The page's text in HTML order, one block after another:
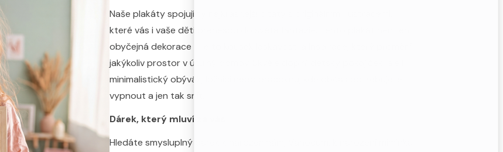
Naše plakáty spojují ty nejkrásnější citáty s originálními ilustracemi,
které vás i vaše děti přenesou do světa fantazie. Tento plakát není jen
obyčejná dekorace – je to kousek laskavosti a inspirace, který promění
jakýkoliv prostor v útulný domov. Skvěle doplní dětský pokojíček, ale i
minimalistický obývák, ložnici nebo pracovnu, kde občas potřebujete
vypnout a jen tak snít.
Dárek, který mluví za vás
Hledáte smysluplný dárek k narozeninám, Vánocům, k narození miminka